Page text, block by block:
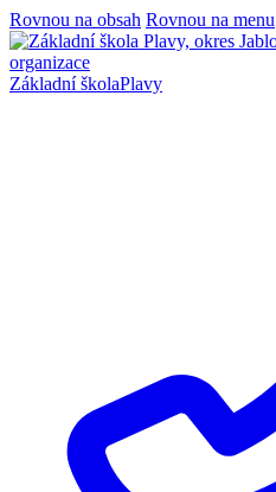
Rovnou na obsah Rovnou na menu
Základní školaPlavy